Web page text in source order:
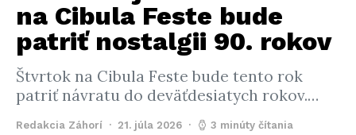
na Cibula Feste bude
patriť nostalgii 90. rokov
Štvrtok na Cibula Feste bude tento rok
patriť návratu do deväťdesiatych rokov.…
Redakcia Záhorí 21. júla 2026 3 minúty čítania